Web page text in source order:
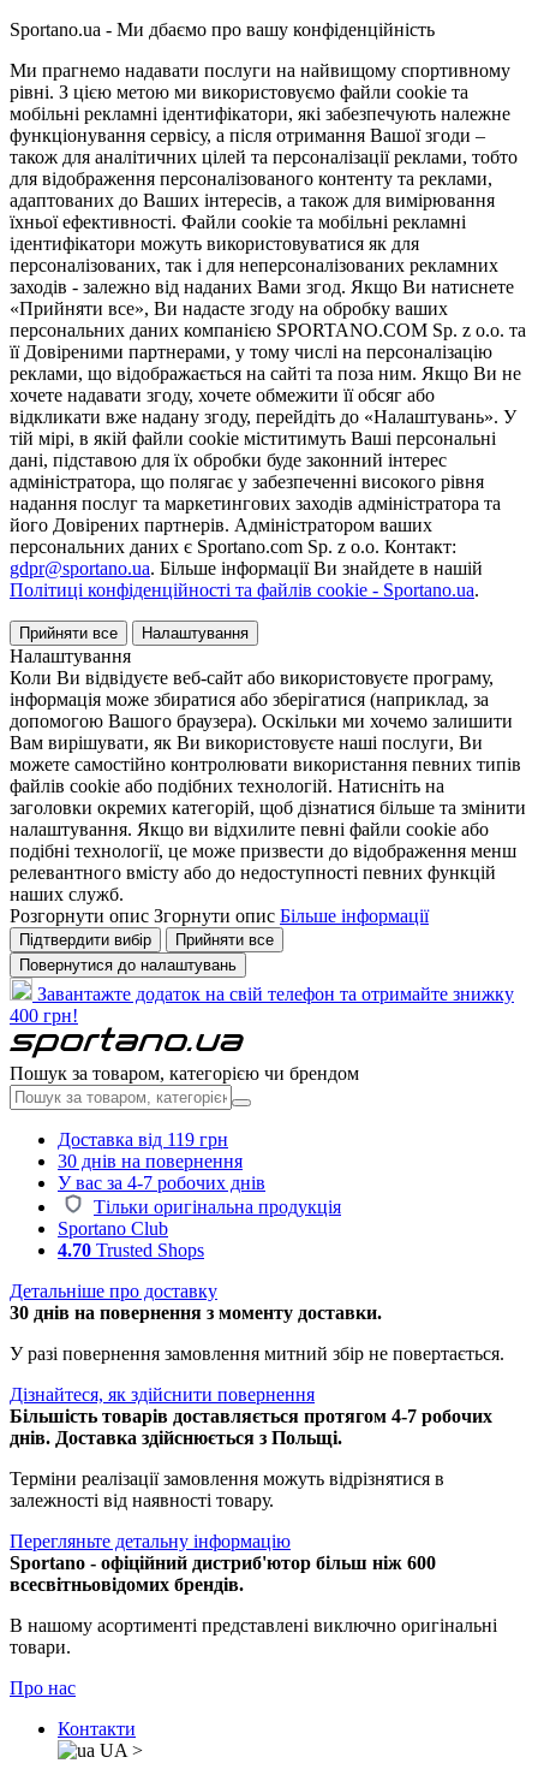
Sportano.ua - Ми дбаємо про вашу конфіденційність
Ми прагнемо надавати послуги на найвищому спортивному
рівні. З цією метою ми використовуємо файли cookie та
мобільні рекламні ідентифікатори, які забезпечують належне
функціонування сервісу, а після отримання Вашої згоди –
також для аналітичних цілей та персоналізації реклами, тобто
для відображення персоналізованого контенту та реклами,
адаптованих до Ваших інтересів, а також для вимірювання
їхньої ефективності. Файли cookie та мобільні рекламні
ідентифікатори можуть використовуватися як для
персоналізованих, так і для неперсоналізованих рекламних
заходів - залежно від наданих Вами згод. Якщо Ви натиснете
«Прийняти все», Ви надасте згоду на обробку ваших
персональних даних компанією SPORTANO.COM Sp. z o.o. та
її Довіреними партнерами, у тому числі на персоналізацію
реклами, що відображається на сайті та поза ним. Якщо Ви не
хочете надавати згоду, хочете обмежити її обсяг або
відкликати вже надану згоду, перейдіть до «Налаштувань». У
тій мірі, в якій файли cookie міститимуть Ваші персональні
дані, підставою для їх обробки буде законний інтерес
адміністратора, що полягає у забезпеченні високого рівня
надання послуг та маркетингових заходів адміністратора та
його Довірених партнерів. Адміністратором ваших
персональних даних є Sportano.com Sp. z o.o. Контакт:
gdpr@sportano.ua. Більше інформації Ви знайдете в нашій
Політиці конфіденційності та файлів cookie - Sportano.ua.
Прийняти все Налаштування
Налаштування
Коли Ви відвідуєте веб-сайт або використовуєте програму,
інформація може збиратися або зберігатися (наприклад, за
допомогою Вашого браузера). Оскільки ми хочемо залишити
Вам вирішувати, як Ви використовуєте наші послуги, Ви
можете самостійно контролювати використання певних типів
файлів cookie або подібних технологій. Натисніть на
заголовки окремих категорій, щоб дізнатися більше та змінити
налаштування. Якщо ви відхилите певні файли cookie або
подібні технології, це може призвести до відображення менш
релевантного вмісту або до недоступності певних функцій
наших служб.
Розгорнути опис Згорнути опис Більше інформації
Підтвердити вибір
Прийняти все
Повернутися до налаштувань
Завантажте додаток на свій телефон та отримайте знижку
400 грн!
Пошук за товаром, категорією чи брендом
Доставка від 119 грн
30 днів на повернення
У вас за 4-7 робочих днів
Тільки оригінальна продукція
Sportano Club
4.70 Trusted Shops
Детальніше про доставку
30 днів на повернення з моменту доставки.
У разі повернення замовлення митний збір не повертається.
Дізнайтеся, як здійснити повернення
Більшість товарів доставляється протягом 4-7 робочих
днів. Доставка здійснюється з Польщі.
Терміни реалізації замовлення можуть відрізнятися в
залежності від наявності товару.
Перегляньте детальну інформацію
Sportano - офіційний дистриб'ютор більш ніж 600
всесвітньовідомих брендів.
В нашому асортименті представлені виключно оригінальні
товари.
Про нас
Контакти
UA >